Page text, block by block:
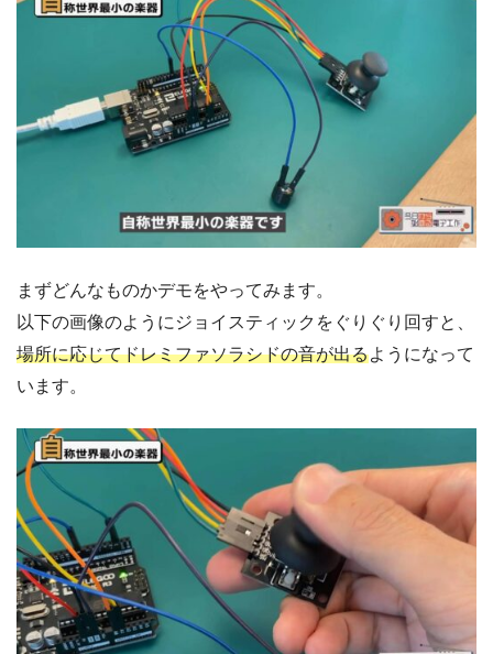
まずどんなものかデモをやってみます。
以下の画像のようにジョイスティックをぐりぐり回すと、
場所に応じてドレミファソラシドの音が出るようになって
います。